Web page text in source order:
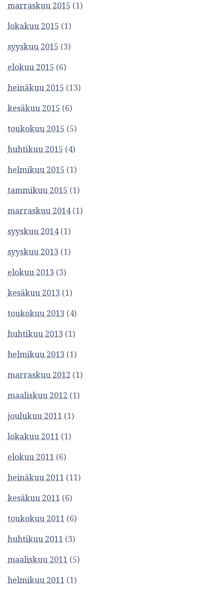
marraskuu 2015 (1)
lokakuu 2015 (1)
syyskuu 2015 (3)
elokuu 2015 (6)
heinäkuu 2015 (13)
kesäkuu 2015 (6)
toukokuu 2015 (5)
huhtikuu 2015 (4)
helmikuu 2015 (1)
tammikuu 2015 (1)
marraskuu 2014(1)
syyskuu 2014(1)
syyskuu 2013 (1)
elokuu 2013 (3)
kesäkuu 2013 (1)
toukokuu 2013 (4)
huhtikuu 2013 (1)
helmikuu 2013 (1)
marraskuu 2012 (1)
maaliskuu 2012 (1)
joulukuu 2011 (1)
lokakuu 2011 (1)
elokuu 2011 (6)
heinäkuu 2011 (11)
kesäkuu 2011 (6)
toukokuu 2011 (6)
huhtikuu 2011 (3)
maaliskuu 2011 (5)
helmikuu 2011 (1)